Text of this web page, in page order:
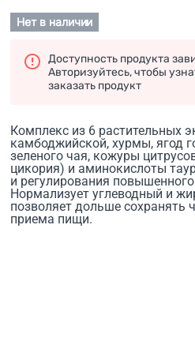
Нет в наличии
Комплекс из 6 растительных
камбоджийской, хурмы, ягод
зеленого чая, кожуры
цикория) и аминокислоты
и регулирования
Нормализует углеводный и
позволяет дольше сохранять
приема пищи.
Доступность продукта
Авторизуйтесь, чтобы
заказать продукт